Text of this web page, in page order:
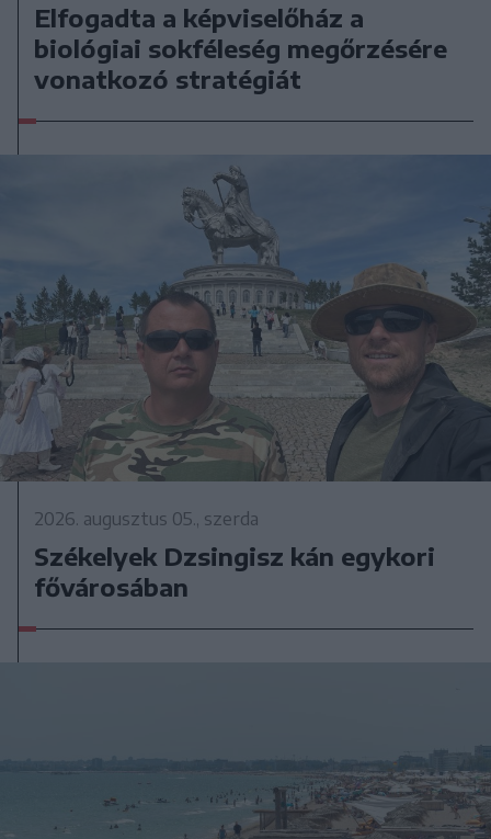
Elfogadta a képviselőház a
biológiai sokféleség megőrzésére
vonatkozó stratégiát
2026. augusztus 05., szerda
Székelyek Dzsingisz kán egykori
fővárosában